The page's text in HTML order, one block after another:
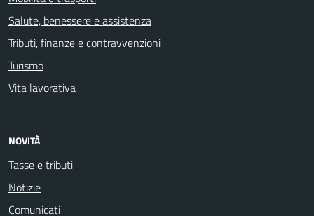
Salute, benessere e assistenza
Tributi, finanze e contravvenzioni
Turismo
Vita lavorativa
NOVITÀ
Tasse e tributi
Notizie
Comunicati